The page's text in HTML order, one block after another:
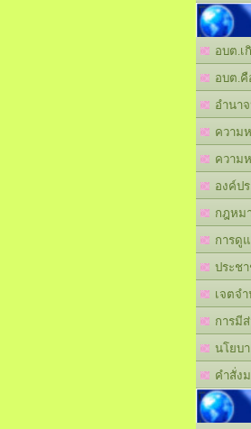
อบต.เ
อบต.คื
อำนา
ความ
ความ
องค์ป
กฎหม
การดู
ประช
เจตจ
การมี
นโยบ
คำสั่ง